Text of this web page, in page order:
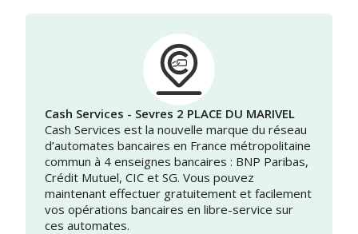
Cash Services - Sevres 2 PLACE DU MARIVEL
Cash Services est la nouvelle marque du réseau
d’automates bancaires en France métropolitaine
commun à 4 enseignes bancaires : BNP Paribas,
Crédit Mutuel, CIC et SG. Vous pouvez
maintenant effectuer gratuitement et facilement
vos opérations bancaires en libre-service sur
ces automates.